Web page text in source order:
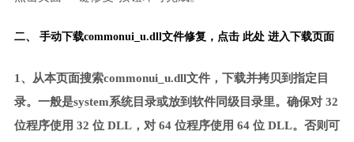
二、 手动下载commonui_u.dll文件修复， 点击 此处 进入下载页面
1、从本页面搜索commonui_u.dll文件，下载并拷贝到指定目
录。一般是system系统目录或放到软件同级目录里。确保对 32
位程序使用 32 位 DLL，对 64 位程序使用 64 位 DLL。否则可